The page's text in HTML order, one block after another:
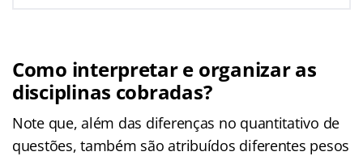
Como interpretar e organizar as
disciplinas cobradas?
Note que, além das diferenças no quantitativo de
questões, também são atribuídos diferentes pesos